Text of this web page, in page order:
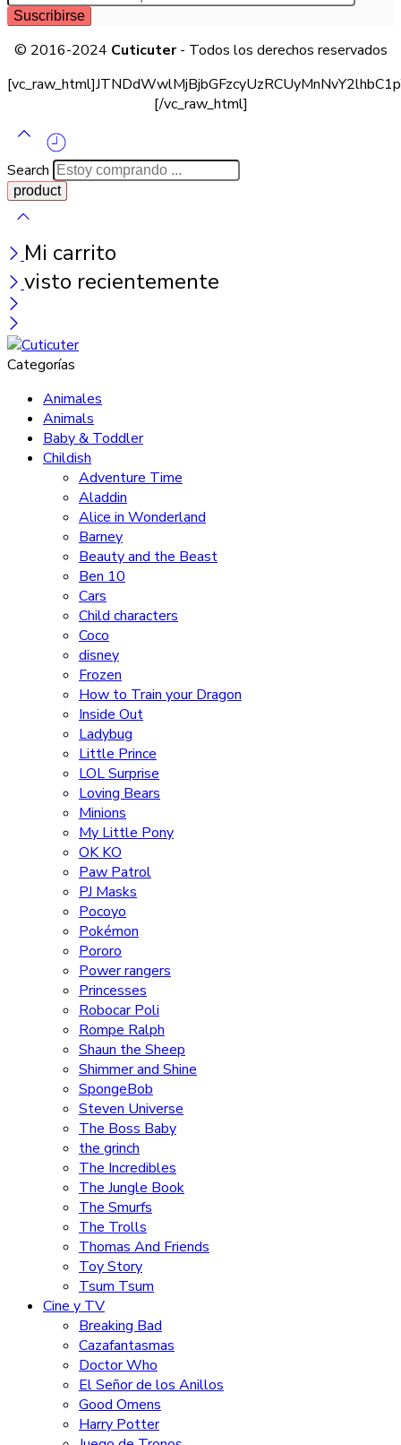
© 2016-2024 Cuticuter- Todos los derechos reservados
[/vc_raw_html]
Search
Mi carrito
visto recientemente
Categorías
Animales
Animals
Baby & Toddler
Childish
Adventure Time
Aladdin
Alice in Wonderland
Barney
Beauty and the Beast
Ben 10
Cars
Child characters
Coco
disney
Frozen
How to Train your Dragon
Inside Out
Ladybug
Little Prince
LOL Surprise
Loving Bears
Minions
My Little Pony
OK KO
Paw Patrol
PJ Masks
Pocoyo
Pokémon
Pororo
Power rangers
Princesses
Robocar Poli
Rompe Ralph
Shaun the Sheep
Shimmer and Shine
SpongeBob
Steven Universe
The Boss Baby
the grinch
The Incredibles
The Jungle Book
The Smurfs
The Trolls
Thomas And Friends
Toy Story
Tsum Tsum
Cine y TV
Breaking Bad
Cazafantasmas
Doctor Who
El Señor de los Anillos
Good Omens
Harry Potter